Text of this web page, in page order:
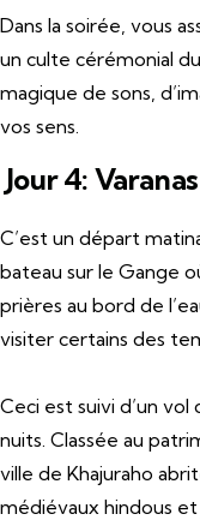
Dans la soirée, vous
un culte cérémonial
magique de sons,
vos sens.
Jour 4:
C’est un départ
bateau sur le Gange
prières au bord de
visiter certains des
Ceci est suivi d’un
nuits. Classée au
ville de Khajuraho
médiévaux hindous